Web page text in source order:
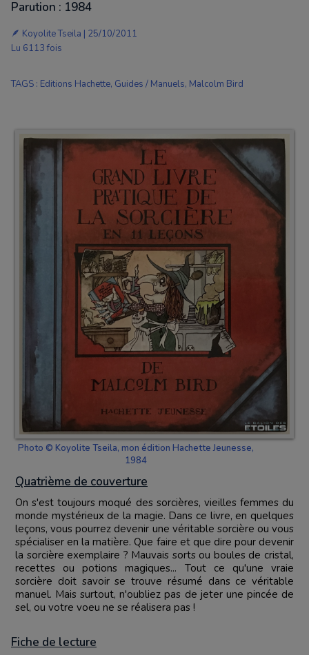
Parution : 1984
🪶 Koyolite Tseila | 25/10/2011
Lu 6113 fois
TAGS : Editions Hachette, Guides / Manuels, Malcolm Bird
Photo © Koyolite Tseila, mon édition Hachette Jeunesse,
1984
Quatrième de couverture
On s'est toujours moqué des sorcières, vieilles femmes du
monde mystérieux de la magie. Dans ce livre, en quelques
leçons, vous pourrez devenir une véritable sorcière ou vous
spécialiser en la matière. Que faire et que dire pour devenir
la sorcière exemplaire ? Mauvais sorts ou boules de cristal,
recettes ou potions magiques... Tout ce qu'une vraie
sorcière doit savoir se trouve résumé dans ce véritable
manuel. Mais surtout, n'oubliez pas de jeter une pincée de
sel, ou votre voeu ne se réalisera pas !
Fiche de lecture